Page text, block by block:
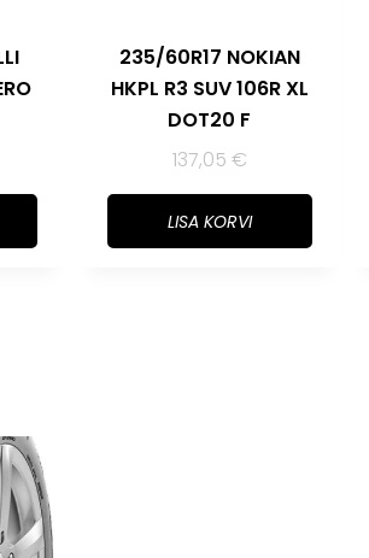
235/60R17 NOKIAN
HKPL R3 SUV 106R XL
DOT20 F
137,05 €
LISA KORVI